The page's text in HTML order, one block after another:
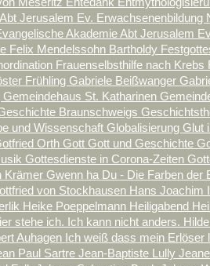
Jerusalem Ev. Erwachsenenbildung
Akademie Abt Jerusalem
Felix Mendelssohn Bartholdy
Frauenselbsthilfe nach Krebs
Frühling Gabriele Beißwanger
Gemeindehaus St. Katharinen
Braunschweigs
und Wissenschaft Globalisierung Glut
Orth Gott Gott und Geschichte
Gottesdienste in Corona-Zeiten
Krämer Gwenn ha Du - Die Farben der
von Stockhausen Hans Joachim
Heike Poeppelmann Heiligabend
stehe ich. Ich kann nicht anders.
Auhagen Ich weiß dass mein Erlöser
Paul Sartre Jean-Baptiste Lully